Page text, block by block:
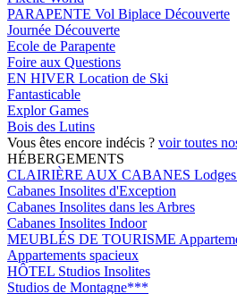
PARAPENTE Vol Biplace Découverte
Journée Découverte
Ecole de Parapente
Foire aux Questions
EN HIVER Location de Ski
Fantasticable
Explor Games
Bois des Lutins
Vous êtes encore indécis ? voir toutes
HÉBERGEMENTS
CLAIRIÈRE AUX CABANES
Cabanes Insolites d'Exception
Cabanes Insolites dans les Arbres
Cabanes Insolites Indoor
MEUBLÉS DE TOURISME
Appartements spacieux
HÔTEL Studios Insolites
Studios de Montagne***